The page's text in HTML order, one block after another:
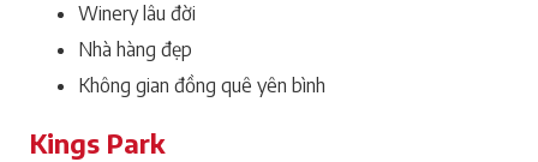
Winery lâu đời
Nhà hàng đẹp
Không gian đồng quê yên bình
Kings Park